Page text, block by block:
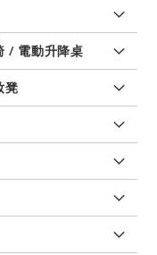
/ 電動升降桌
凳